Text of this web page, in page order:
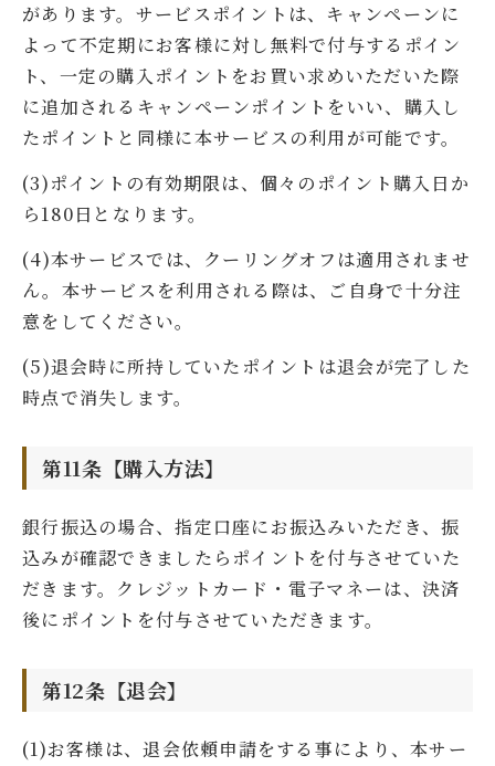
があります。サービスポイントは、キャンペーンに
よって不定期にお客様に対し無料で付与するポイン
ト、一定の購入ポイントをお買い求めいただいた際
に追加されるキャンペーンポイントをいい、購入し
たポイントと同様に本サービスの利用が可能です。
(3)ポイントの有効期限は、個々のポイント購入日か
ら180日となります。
(4)本サービスでは、クーリングオフは適用されませ
ん。本サービスを利用される際は、ご自身で十分注
意をしてください。
(5)退会時に所持していたポイントは退会が完了した
時点で消失します。
第11条【購入方法】
銀行振込の場合、指定口座にお振込みいただき、振
込みが確認できましたらポイントを付与させていた
だきます。クレジットカード・電子マネーは、決済
後にポイントを付与させていただきます。
第12条【退会】
(1)お客様は、退会依頼申請をする事により、本サー